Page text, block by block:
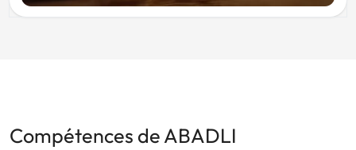
Compétences de ABADLI